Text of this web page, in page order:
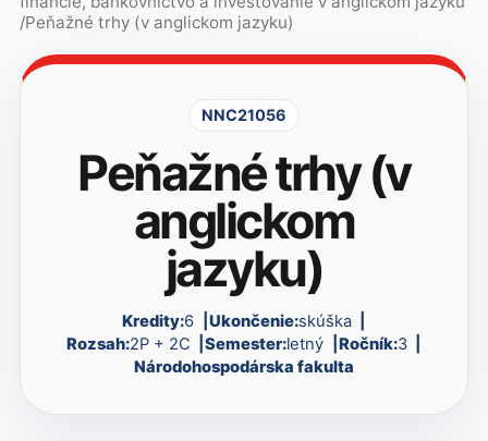
/Peňažné trhy (v anglickom jazyku)
NNC21056
Peňažné trhy (v
anglickom
jazyku)
Kredity:6 Ukončenie:skúška
Rozsah:2P + 2C Semester:letný Ročník:3
Národohospodárska fakulta